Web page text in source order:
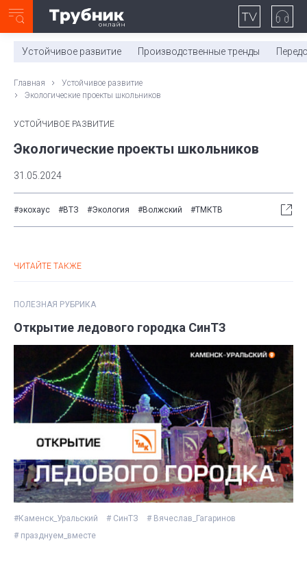
0:00/ 11:03
Устойчивое развитие Производственные тренды
Главная
Устойчивое развитие
Экологические проекты школьников
УСТОЙЧИВОЕ РАЗВИТИЕ
Экологические проекты школьников
31.05.2024
#экохаус #ВТЗ #Экология #Волжский #ТМКТВ
ЧИТАЙТЕ ТАКЖЕ
ПОЛЕЗНАЯ РУБРИКА
Открытие ледового городка СинТЗ
#Каменск_Уральский # СинТЗ
# Вячеслав_Гагаринов
# празднуем_вместе